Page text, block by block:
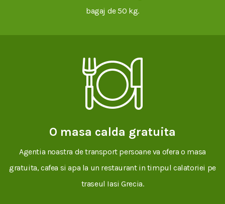
bagaj de 50 kg.
O masa calda gratuita
Agentia noastra de transport persoane va ofera o masa
gratuita, cafea si apa la un restaurant in timpul calatoriei pe
traseul Iasi Grecia.